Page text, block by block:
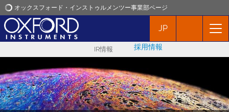
オックスフォード・インストゥルメンツー事業部ページ
オックスフォード・インストゥルメンツ
アプリケーション
プロダクト
JP
IR情報 採用情報